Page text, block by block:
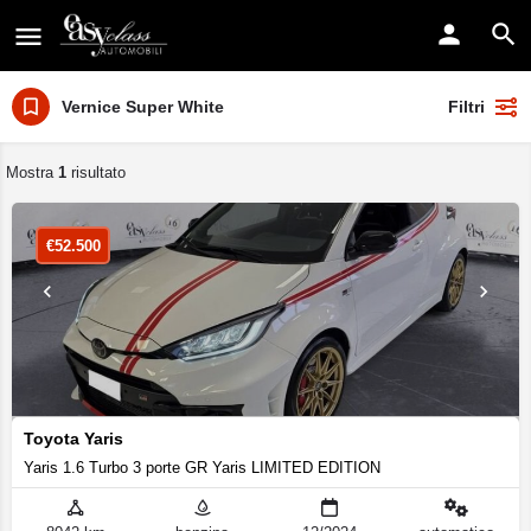
Vernice Super White Filtri
Mostra 1 risultato
Toyota Yaris
Yaris 1.6 Turbo 3 porte GR Yaris LIMITED EDITION
€52.500